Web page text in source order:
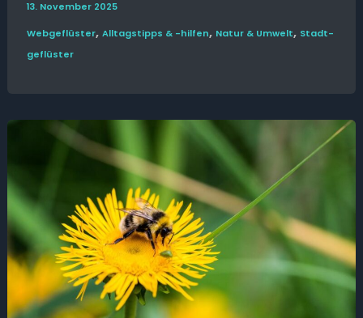
13. November 2025
Web­­geflüster, Alltags­tipps & -hilfen, Natur & Umwelt, Stadt­
geflüster